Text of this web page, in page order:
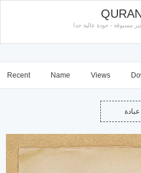
مسبوقة - جودة عالية جدا
Recent Name Views
عبادة